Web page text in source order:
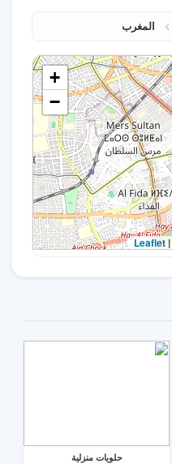
المغرب
+
−
|
حلويات منزلية